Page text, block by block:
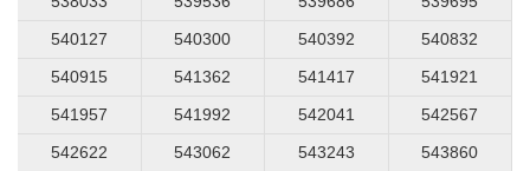
540127
540300 540392
540832
540915
541362 541417
541921
541957
541992 542041
542567
542622
543062 543243
543860